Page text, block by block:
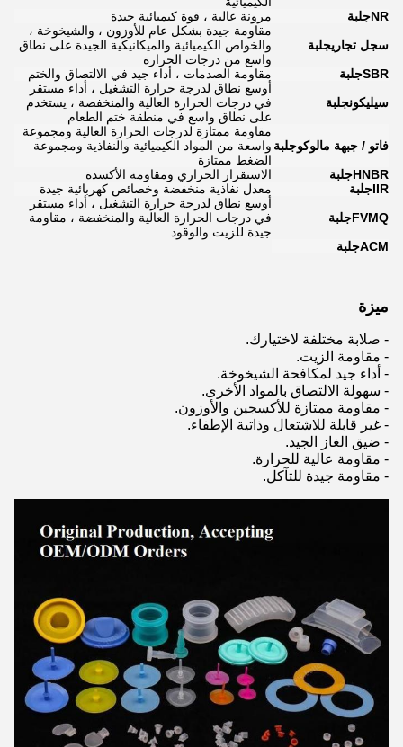
NRجلبة
مرونة عالية ، قوة كيميائية جيدة
سجل تجاريجلبة
مقاومة جيدة بشكل عام للأوزون ، والشيخوخة ،
والخواص الكيميائية والميكانيكية الجيدة على نطاق
واسع من درجات الحرارة
SBRجلبة
مقاومة الصدمات ، أداء جيد في الالتصاق والختم
سيليكونجلبة
أوسع نطاق لدرجة حرارة التشغيل ، أداء مستقر
في درجات الحرارة العالية والمنخفضة ، يستخدم
على نطاق واسع في منطقة ختم الطعام
فاتو / جبهة مالوكوجلبة
مقاومة ممتازة لدرجات الحرارة العالية ومجموعة
واسعة من المواد الكيميائية والنفاذية ومجموعة
الضغط ممتازة
HNBRجلبة
الاستقرار الحراري ومقاومة الأكسدة
IIRجلبة
معدل نفاذية منخفضة وخصائص كهربائية جيدة
FVMQجلبة
أوسع نطاق لدرجة حرارة التشغيل ، أداء مستقر
في درجات الحرارة العالية والمنخفضة ، مقاومة
جيدة للزيت والوقود
ACMجلبة
ميزة
- صلابة مختلفة لاختيارك.
- مقاومة الزيت.
- أداء جيد لمكافحة الشيخوخة.
- سهولة الالتصاق بالمواد الأخرى.
- مقاومة ممتازة للأكسجين والأوزون.
- غير قابلة للاشتعال وذاتية الإطفاء.
- ضيق الغاز الجيد.
- مقاومة عالية للحرارة.
- مقاومة جيدة للتآكل.